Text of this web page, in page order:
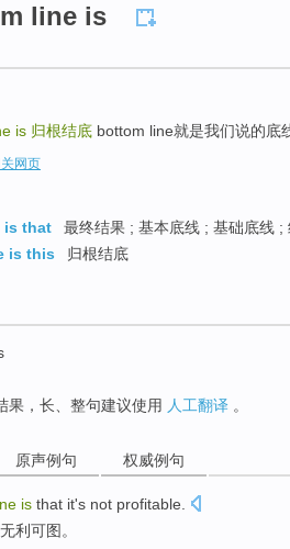
line is
is 归根结底 bottom line就是我们说的底
网页
is that
最终结果 ; 基本底线 ; 基础底线 ;
is this
归根结底
果，长、整句建议使用 人工翻译 。
原声例句 权威例句
is that it's not profitable
无利可图。